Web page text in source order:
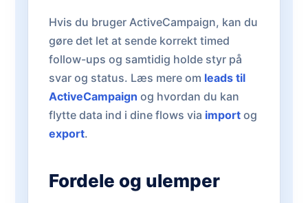
Hvis du bruger ActiveCampaign, kan du
gøre det let at sende korrekt timed
follow-ups og samtidig holde styr på
svar og status. Læs mere om leads til
ActiveCampaign og hvordan du kan
flytte data ind i dine flows via import og
export.
Fordele og ulemper